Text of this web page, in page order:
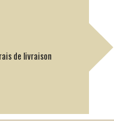
de livraison